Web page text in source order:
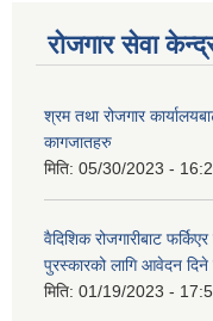
रोजगार सेवा
श्रम तथा रोजगार
कागजातहरु
मिति: 05/30/2023 -
वैदिशिक रोजगारीबाट
पुरस्कारको लागि आवेदन दिने
मिति: 01/19/2023 -